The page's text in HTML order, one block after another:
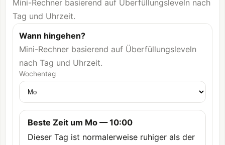
Mini-Rechner basierend auf Überfüllungsleveln nach
Tag und Uhrzeit.
Wann hingehen?
Mini-Rechner basierend auf Überfüllungsleveln
nach Tag und Uhrzeit.
Wochentag
Beste Zeit um Mo — 10:00
Dieser Tag ist normalerweise ruhiger als der